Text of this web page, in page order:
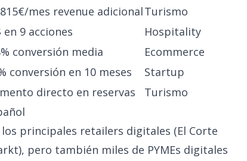
mes revenue adicionalTurismo
en 9 acciones
Hospitality
conversión media
Ecommerce
conversión en 10 meses
Startup
directo en reservas
Turismo
principales retailers digitales (El Corte
pero también miles de PYMEs digitales